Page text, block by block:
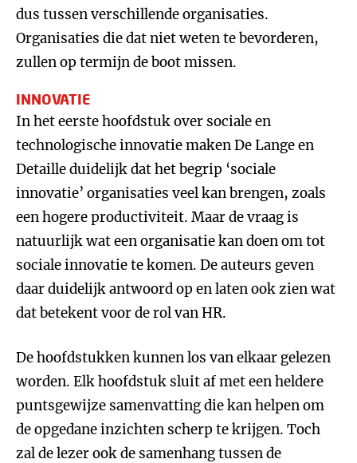
dus tussen verschillende organisaties.
Organisaties die dat niet weten te bevorderen,
zullen op termijn de boot missen.
INNOVATIE
In het eerste hoofdstuk over sociale en
technologische innovatie maken De Lange en
Detaille duidelijk dat het begrip ‘sociale
innovatie’ organisaties veel kan brengen, zoals
een hogere productiviteit. Maar de vraag is
natuurlijk wat een organisatie kan doen om tot
sociale innovatie te komen. De auteurs geven
daar duidelijk antwoord op en laten ook zien wat
dat betekent voor de rol van HR.
De hoofdstukken kunnen los van elkaar gelezen
worden. Elk hoofdstuk sluit af met een heldere
puntsgewijze samenvatting die kan helpen om
de opgedane inzichten scherp te krijgen. Toch
zal de lezer ook de samenhang tussen de